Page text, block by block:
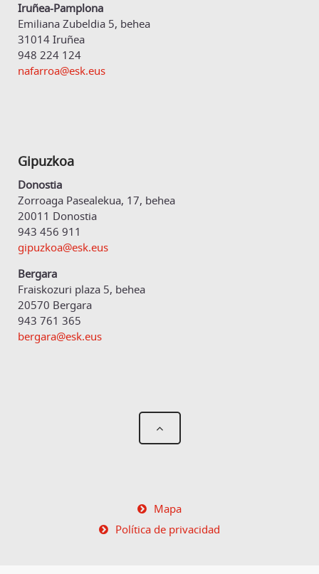
Iruñea-Pamplona
Emiliana Zubeldia 5, behea
31014 Iruñea
948 224 124
nafarroa@esk.eus
Gipuzkoa
Donostia
Zorroaga Pasealekua, 17, behea
20011 Donostia
943 456 911
gipuzkoa@esk.eus
Bergara
Fraiskozuri plaza 5, behea
20570 Bergara
943 761 365
bergara@esk.eus
Mapa
Política de privacidad